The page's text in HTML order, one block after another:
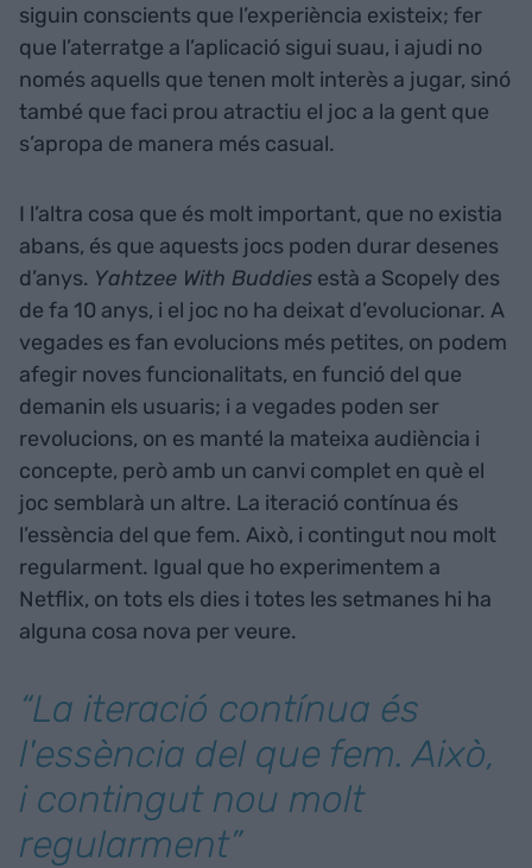
siguin conscients que l’experiència existeix; fer
que l’aterratge a l’aplicació sigui suau, i ajudi no
només aquells que tenen molt interès a jugar, sinó
també que faci prou atractiu el joc a la gent que
s’apropa de manera més casual.
I l’altra cosa que és molt important, que no existia
abans, és que aquests jocs poden durar desenes
d’anys. Yahtzee With Buddies està a Scopely des
de fa 10 anys, i el joc no ha deixat d’evolucionar. A
vegades es fan evolucions més petites, on podem
afegir noves funcionalitats, en funció del que
demanin els usuaris; i a vegades poden ser
revolucions, on es manté la mateixa audiència i
concepte, però amb un canvi complet en què el
joc semblarà un altre. La iteració contínua és
l’essència del que fem. Això, i contingut nou molt
regularment. Igual que ho experimentem a
Netflix, on tots els dies i totes les setmanes hi ha
alguna cosa nova per veure.
“La iteració contínua és
l'essència del que fem. Això,
i contingut nou molt
regularment”